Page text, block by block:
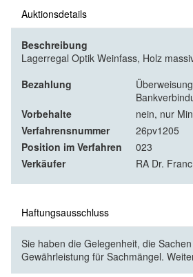
Auktionsdetails
Beschreibung
Lagerregal Optik Weinfass, Holz
Bezahlung
Überweisung
Vorbehalte
nein, nur
Verfahrensnummer
26pv1205
Position im Verfahren
023
Verkäufer
RA Dr.
Haftungsausschluss
Sie haben die Gelegenheit, die
Gewährleistung für Sachmängel.